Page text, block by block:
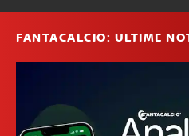
FANTACALCIO: ULTIME